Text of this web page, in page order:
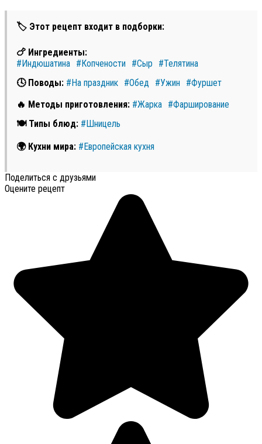
🏷 Этот рецепт входит в подборки:
🍗 Ингредиенты:
#Индюшатина #Копчености #Сыр
#Телятина
🕓 Поводы: #На праздник #Обед #Ужин #Фуршет
🔥 Методы приготовления: #Жарка #Фарширование
🍽 Типы блюд: #Шницель
🌍 Кухни мира: #Европейская кухня
Поделиться с друзьями
Оцените рецепт